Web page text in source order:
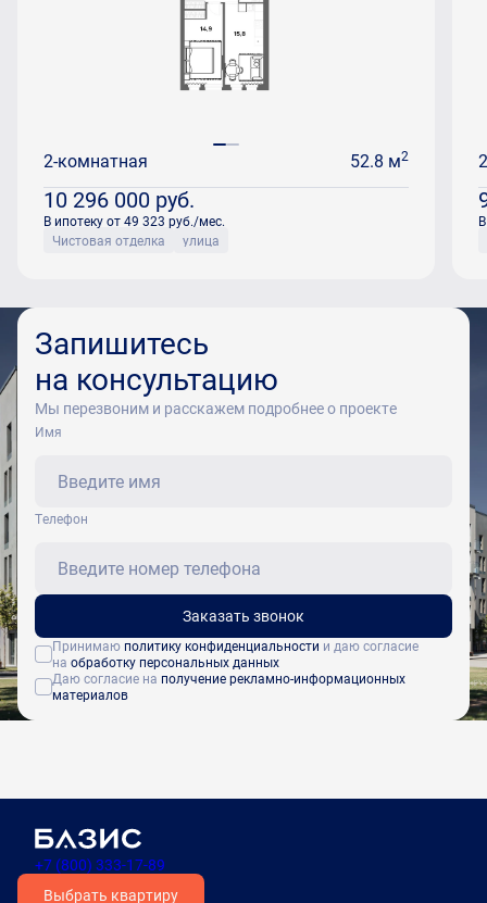
2-комнатная 52.8 м2
10 296 000 руб.
В ипотеку от 49 323 руб./мес.
Чистовая отделка
улица
Запишитесь
на консультацию
Мы перезвоним и расскажем подробнее о проекте
Имя
Tелефон
Заказать звонок
Принимаю политику конфиденциальности и даю согласие
на обработку персональных данных
Даю согласие на получение рекламно-информационных
материалов
+7 (800) 333-17-89
Выбрать квартиру